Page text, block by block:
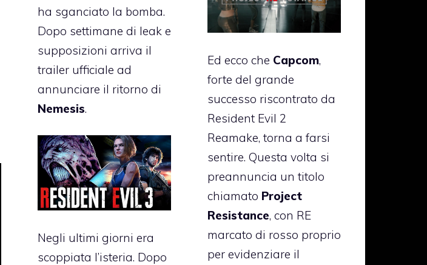
ha sganciato la bomba.
Dopo settimane di leak e
supposizioni arriva il
trailer ufficiale ad
annunciare il ritorno di
Nemesis.
Negli ultimi giorni era
scoppiata l’isteria. Dopo
Ed ecco che Capcom,
forte del grande
successo riscontrato da
Resident Evil 2
Reamake, torna a farsi
sentire. Questa volta si
preannuncia un titolo
chiamato Project
Resistance, con RE
marcato di rosso proprio
per evidenziare il